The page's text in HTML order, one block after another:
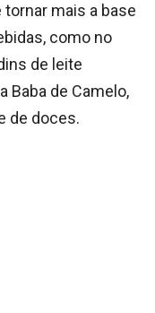
mais a base
como no
de leite
Baba de Camelo,
de doces.